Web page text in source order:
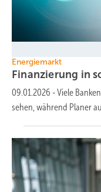
Energiemarkt
Finanzierung in
09.01.2026 -Viele
sehen, während Planer